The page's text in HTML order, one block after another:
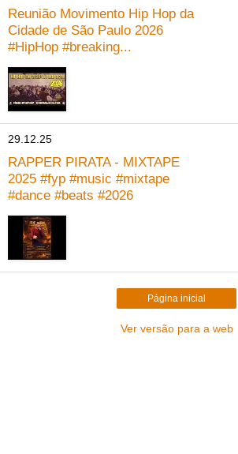
Reunião Movimento Hip Hop da
Cidade de São Paulo 2026
#HipHop #breaking...
29.12.25
RAPPER PIRATA - MIXTAPE
2025 #fyp #music #mixtape
#dance #beats #2026
Página inicial
Ver versão para a web